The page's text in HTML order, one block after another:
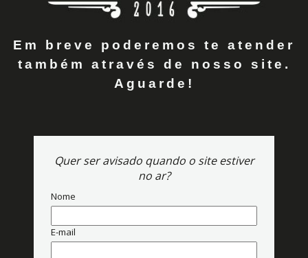
Em breve poderemos te atender
também através de nosso site.
Aguarde!
Quer ser avisado quando o site estiver
no ar?
Nome
E-mail